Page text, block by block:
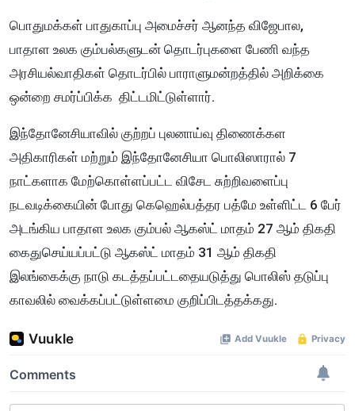
பொதுமக்கள் பாதுகாப்பு அமைச்சர் ஆனந்த விஜேபால,
பாதாள உலக கும்பல்களுடன் தொடர்புகளை பேணி வந்த
அரசியல்வாதிகள் தொடர்பில் பாராளுமன்றத்தில் அறிக்கை
ஒன்றை சமர்ப்பிக்க திட்டமிட்டுள்ளார்.
இந்தோனேசியாவில் குற்றப் புலனாய்வு திணைக்கள
அதிகாரிகள் மற்றும் இந்தோனேசியா பொலிஸாரால் 7
நாட்களாக மேற்கொள்ளப்பட்ட விசேட சுற்றிவளைப்பு
நடவடிக்கையின் போது கெஹெல்பத்தர பத்மே உள்ளிட்ட 6 பேர்
அடங்கிய பாதாள உலக கும்பல் ஆகஸ்ட் மாதம் 27 ஆம் திகதி
கைதுசெய்யப்பட்டு ஆகஸ்ட் மாதம் 31 ஆம் திகதி
இலங்கைக்கு நாடு கடத்தப்பட்டதையடுத்து பொலிஸ் தடுப்பு
காவலில் வைக்கப்பட்டுள்ளமை குறிப்பிடத்தக்கது.